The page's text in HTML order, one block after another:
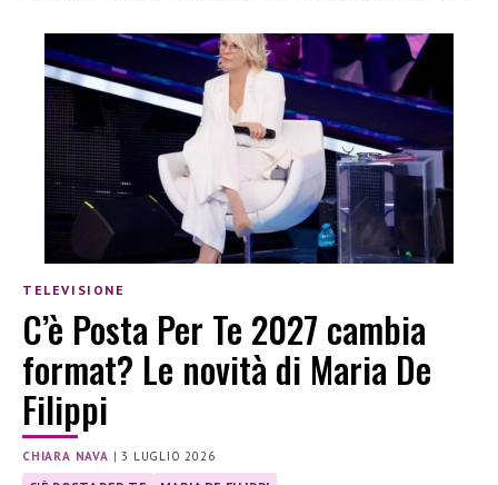
TELEVISIONE
C’è Posta Per Te 2027 cambia
format? Le novità di Maria De
Filippi
CHIARA NAVA |3 LUGLIO 2026